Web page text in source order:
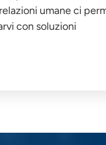
umane ci
con soluzioni